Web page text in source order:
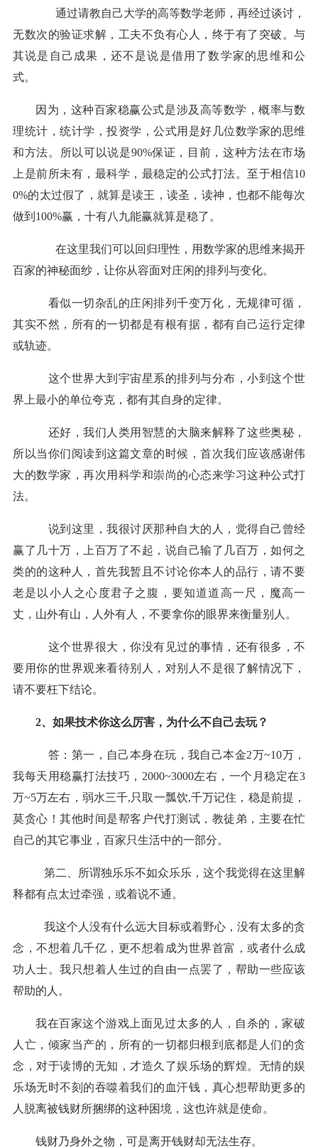
通过请教自己大学的高等数学老师，再经过谈讨，
无数次的验证求解，工夫不负有心人，终于有了突破。与
其说是自己成果，还不是说是借用了数学家的思维和公
式。
因为，这种百家稳赢公式是涉及高等数学，概率与数
理统计，统计学，投资学，公式用是好几位数学家的思维
和方法。所以可以说是90%保证，目前，这种方法在市场
上是前所未有，最科学，最稳定的公式打法。至于相信10
0%的太过假了，就算是读王，读圣，读神，也都不能每次
做到100%赢 ，十有八九能赢就算是稳了。
在这里我们可以回归理性，用数学家的思维来揭开
百家的神秘面纱，让你从容面对庄闲的排列与变化。
看似一切杂乱的庄闲排列千变万化，无规律可循，
其实不然，所有的一切都是有根有据，都有自己运行定律
或轨迹。
这个世界大到宇宙星系的排列与分布，小到这个世
界上最小的单位夸克，都有其自身的定律。
还好，我们人类用智慧的大脑来解释了这些奥秘，
所以当你们阅读到这篇文章的时候，首次我们应该感谢伟
大的数学家，再次用科学和崇尚的心态来学习这种公式打
法。
说到这里，我很讨厌那种自大的人，觉得自己曾经
赢了几十万，上百万了不起，说自己输了几百万，如何之
类的的这种人，首先我暂且不讨论你本人的品行，请不要
老是以小人之心度君子之腹，要知道道高一尺，魔高一
丈，山外有山，人外有人，不要拿你的眼界来衡量别人。
这个世界很大，你没有见过的事情，还有很多，不
要用你的世界观来看待别人，对别人不是很了解情况下，
请不要枉下结论。
2、如果技术你这么厉害，为什么不自己去玩？
答：第一，自己本身在玩，我自己本金2万~10万，
我每天用稳赢打法技巧，2000~3000左右，一个月稳定在3
万~5万左右，弱水三千,只取一瓢饮,千万记住，稳是前提，
莫贪心！其他时间是帮客户代打测试，教徒弟，主要在忙
自己的其它事业，百家只生活中的一部分。
第二、所谓独乐乐不如众乐乐，这个我觉得在这里解
释都有点太过牵强，或着说不通。
我这个人没有什么远大目标或着野心，没有太多的贪
念，不想着几千亿，更不想着成为世界首富，或者什么成
功人士。我只想着人生过的自由一点罢了，帮助一些应该
帮助的人。
我在百家这个游戏上面见过太多的人，自杀的，家破
人亡，倾家当产的，所有的一切都归根到底都是人们的贪
念，对于读博的无知，才造久了娱乐场的辉煌。无情的娱
乐场无时不刻的吞噬着我们的血汗钱，真心想帮助更多的
人脱离被钱财所捆绑的这种困境，这也许就是使命。
钱财乃身外之物，可是离开钱财却无法生存。